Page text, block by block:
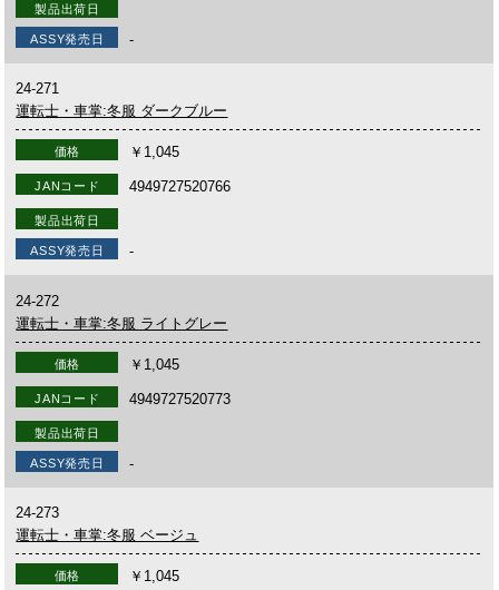
製品出荷日
ASSY発売日 -
24-271
運転士・車掌:冬服 ダークブルー
価格 ￥1,045
JANコード 4949727520766
製品出荷日
ASSY発売日 -
24-272
運転士・車掌:冬服 ライトグレー
価格 ￥1,045
JANコード 4949727520773
製品出荷日
ASSY発売日 -
24-273
運転士・車掌:冬服 ベージュ
価格 ￥1,045